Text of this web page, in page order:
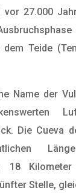
vor 27.000
dem Teide
Name der
Die Cueva
18
Stelle,